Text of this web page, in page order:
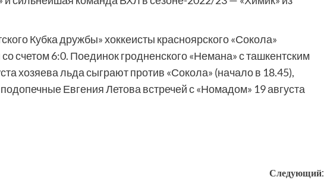
Кубка дружбы» хоккеисты красноярского «Сокола»
счетом 6:0. Поединок гродненского «Немана» с ташкентским
хозяева льда сыграют против «Сокола» (начало в 18.45),
Евгения Летова встречей с «Номадом» 19 августа
Следующий: